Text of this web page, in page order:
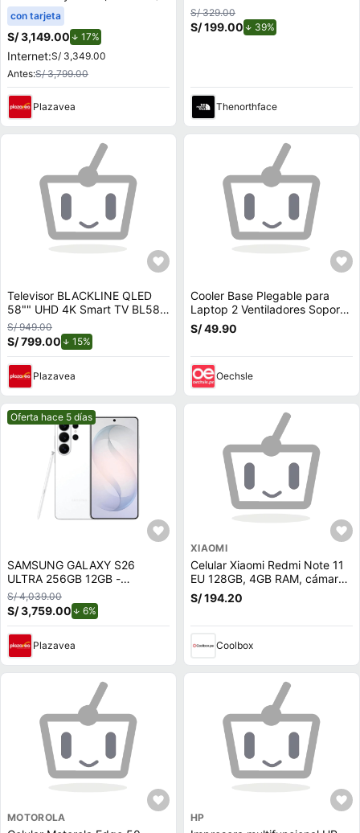
16GB 512GB SSD M3607HA-
RP082W
con tarjeta
S/ 3,149.00 17%
Internet:S/ 3,349.00
Antes:S/ 3,799.00
Plazavea
S/ 329.00
S/ 199.00 39%
Thenorthface
Televisor BLACKLINE QLED
58"" UHD 4K Smart TV BL58-
T8000QD
S/ 949.00
S/ 799.00 15%
Plazavea
Cooler Base Plegable para
Laptop 2 Ventiladores Soporta
hasta 17
S/ 49.90
Oechsle
Mejor precio.
Oferta hace 5 días
SAMSUNG GALAXY S26
ULTRA 256GB 12GB -
BLANCO
S/ 4,039.00
S/ 3,759.00 6%
Plazavea
XIAOMI
Celular Xiaomi Redmi Note 11
EU 128GB, 4GB RAM, cámara
trasera 50MP y frontal 13MP,
6.43"", gris (reempacado)
S/ 194.20
Coolbox
MOTOROLA HP